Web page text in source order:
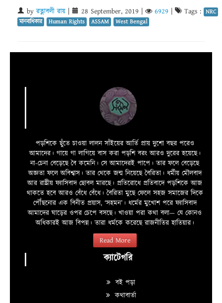
byরত্নাবলী রায় 28 September, 2019 6929 Tags : NRC
মানবাধিকার
Human Rights ASSAM West Bengal
পড়শিকে ছুঁতে চাওয়া লালন সাঁইয়ের আর্তি প্রায় দুশো বছর পরেও
আমাদের। গায়ে গা লাগিয়ে বাস করা পড়শি বরং আরও দুরের হয়েছে।
না-চেনা বেড়েছে বৈ কমেনি। সে আমাদেরই পাপে। তার ফলে বেড়েছে
অজ্ঞতা ফলে অবিশ্বাস। তার থেকে জন্ম নিয়েছে বৈরিতা। ধর্মীয় মৌলবাদ
আর রাষ্ট্রীয় ফ্যাসিবাদ ছোবল মারছে। প্রতিরোধে প্রতিবাদে পড়শিকে আজ
থাকতে হবে আরও বেঁধে বেঁধে। বৈরিতা মুছে ফেলে সহজ সমাজের দিকে
পৌঁছনোর এক বিনীত প্রয়াস, ‘সহমন’। ধর্মের মুখোশ পরে ফ্যাসিবাদ
আমাদের ঘাড়ের ওপর চেপে বসছে। খাওয়া পরা কথা বলা—­­ যে কোনও
অধিকারই আজ বিপন্ন। তারা ধর্মকে করেছে রাজনীতির হাতিয়ার।
Read More
ক্যাটেগরি
বই পড়া
কথাবার্তা